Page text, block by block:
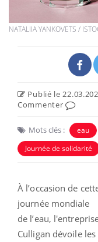
NATALIIA YANKOVETS /
Publié le
Commenter
Mots clés : eau
Journée de solidarité
À l’occasion de
journée mondiale
de l’eau,
Culligan dévoile les